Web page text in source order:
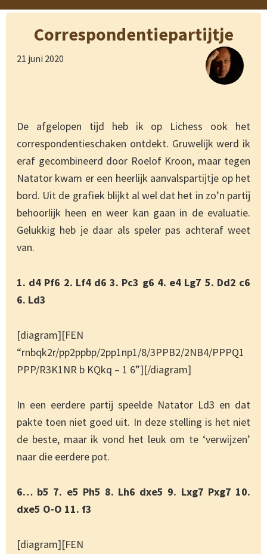
Correspondentiepartijtje
21 juni 2020
De afgelopen tijd heb ik op Lichess ook het
correspondentieschaken ontdekt. Gruwelijk werd ik
eraf gecombineerd door Roelof Kroon, maar tegen
Natator kwam er een heerlijk aanvalspartijtje op het
bord. Uit de grafiek blijkt al wel dat het in zo’n partij
behoorlijk heen en weer kan gaan in de evaluatie.
Gelukkig heb je daar als speler pas achteraf weet
van.
1. d4 Pf6 2. Lf4 d6 3. Pc3 g6 4. e4 Lg7 5. Dd2 c6
6. Ld3
[diagram][FEN
“rnbqk2r/pp2ppbp/2pp1np1/8/3PPB2/2NB4/PPPQ1
PPP/R3K1NR b KQkq – 1 6”][/diagram]
In een eerdere partij speelde Natator Ld3 en dat
pakte toen niet goed uit. In deze stelling is het niet
de beste, maar ik vond het leuk om te ‘verwijzen’
naar die eerdere pot.
6… b5 7. e5 Ph5 8. Lh6 dxe5 9. Lxg7 Pxg7 10.
dxe5 O-O 11. f3
[diagram][FEN